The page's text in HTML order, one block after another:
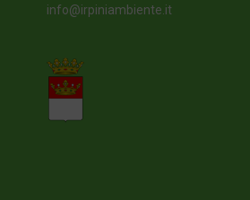
info@irpiniambiente.it